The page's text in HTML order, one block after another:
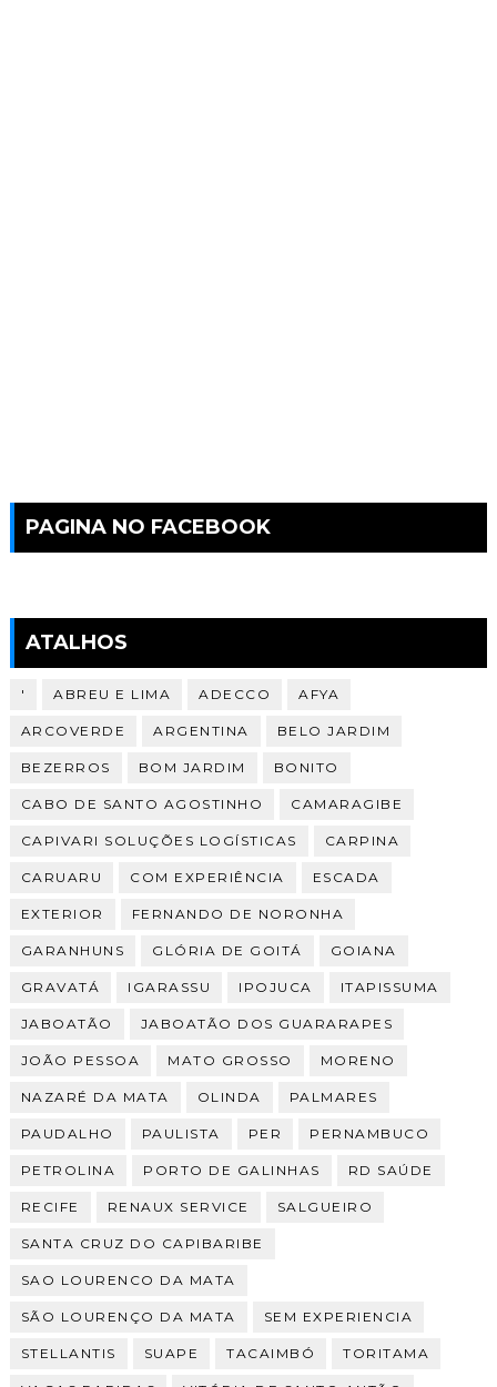
PAGINA NO FACEBOOK
ATALHOS
' ABREU E LIMA ADECCO AFYA
ARCOVERDE ARGENTINA BELO JARDIM
BEZERROS BOM JARDIM BONITO
CABO DE SANTO AGOSTINHO CAMARAGIBE
CAPIVARI SOLUÇÕES LOGÍSTICAS CARPINA
CARUARU COM EXPERIÊNCIA ESCADA
EXTERIOR FERNANDO DE NORONHA
GARANHUNS GLÓRIA DE GOITÁ GOIANA
GRAVATÁ IGARASSU IPOJUCA ITAPISSUMA
JABOATÃO JABOATÃO DOS GUARARAPES
JOÃO PESSOA MATO GROSSO MORENO
NAZARÉ DA MATA OLINDA PALMARES
PAUDALHO PAULISTA PER PERNAMBUCO
PETROLINA PORTO DE GALINHAS RD SAÚDE
RECIFE RENAUX SERVICE SALGUEIRO
SANTA CRUZ DO CAPIBARIBE
SAO LOURENCO DA MATA
SÃO LOURENÇO DA MATA SEM EXPERIENCIA
STELLANTIS SUAPE TACAIMBÓ TORITAMA